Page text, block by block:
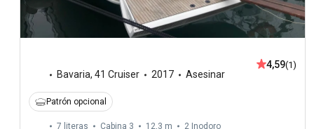
Bavaria, 41 Cruiser 2017 Asesinar
4,59(1)
Patrón opcional
7 literas Cabina 3 12,3 m 2 Inodoro